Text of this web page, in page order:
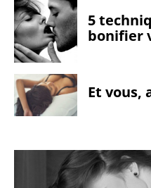
5
bonifier
Et vous,